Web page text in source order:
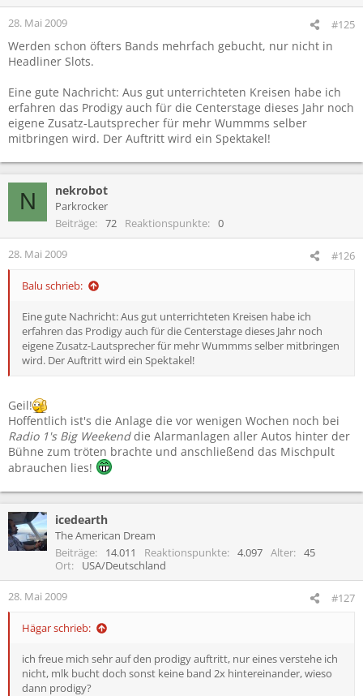
28. Mai 2009 #125
Werden schon öfters Bands mehrfach gebucht, nur nicht in
Headliner Slots.
Eine gute Nachricht: Aus gut unterrichteten Kreisen habe ich
erfahren das Prodigy auch für die Centerstage dieses Jahr noch
eigene Zusatz-Lautsprecher für mehr Wummms selber
mitbringen wird. Der Auftritt wird ein Spektakel!
N nekrobot
Parkrocker
Beiträge
72 Reaktionspunkte 0
28. Mai 2009 #126
Balu schrieb:
Eine gute Nachricht: Aus gut unterrichteten Kreisen habe ich
erfahren das Prodigy auch für die Centerstage dieses Jahr noch
eigene Zusatz-Lautsprecher für mehr Wummms selber mitbringen
wird. Der Auftritt wird ein Spektakel!
Geil!
Hoffentlich ist's die Anlage die vor wenigen Wochen noch bei
Radio 1's Big Weekenddie Alarmanlagen aller Autos hinter der
Bühne zum tröten brachte und anschließend das Mischpult
abrauchen lies!
icedearth
The American Dream
Beiträge
14.011 Reaktionspunkte 4.097 Alter
45
Ort
USA/Deutschland
28. Mai 2009 #127
Hägar schrieb:
ich freue mich sehr auf den prodigy auftritt, nur eines verstehe ich
nicht, mlk bucht doch sonst keine band 2x hintereinander, wieso
dann prodigy?